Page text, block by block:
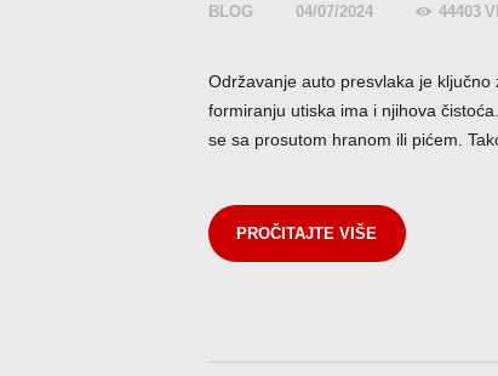
BLOG 04/07/2024 44403
Održavanje auto presvlaka je
formiranju utiska ima i njihova
se sa prosutom hranom ili pićem.
PROČITAJTE VIŠE